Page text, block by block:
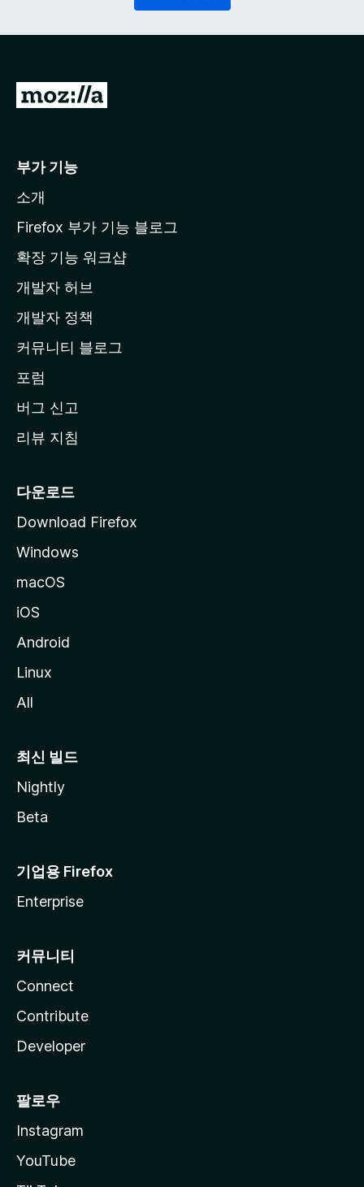
M
l
a
페
이
지
이
동
부가 기능
소개
Firefox 부가 기능 블로그
확장 기능 워크샵
개발자 허브
개발자 정책
커뮤니티 블로그
포럼
버그 신고
리뷰 지침
다운로드
Download Firefox
Windows
macOS
iOS
Android
Linux
All
최신 빌드
Nightly
Beta
기업용 Firefox
Enterprise
커뮤니티
Connect
Contribute
Developer
팔로우
Instagram
YouTube